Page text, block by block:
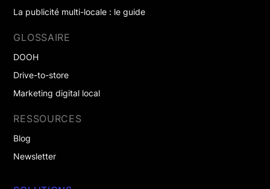
La publicité multi-locale : le guide
GLOSSAIRE
DOOH
Drive-to-store
Marketing digital local
RESSOURCES
Blog
Newsletter